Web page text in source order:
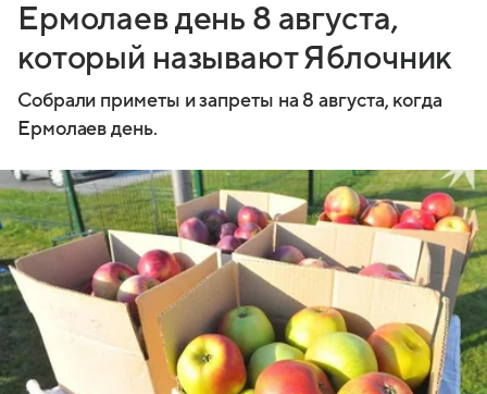
Ермолаев день 8 августа,
который называют Яблочник
Собрали приметы и запреты на 8 августа, когда
Ермолаев день.